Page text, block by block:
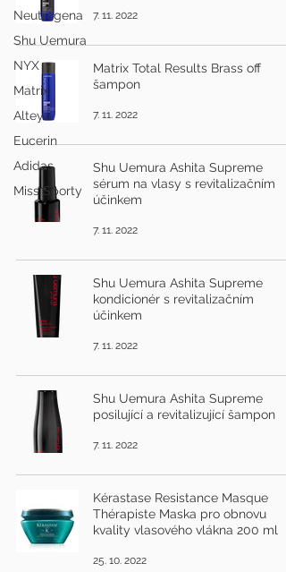
Neutrogena
Shu Uemura
NYX
Matrix
Alteya
Eucerin
Adidas
Miss Sporty
7. 11. 2022
Matrix Total Results Brass off
šampon
7. 11. 2022
Shu Uemura Ashita Supreme
sérum na vlasy s revitalizačním
účinkem
7. 11. 2022
Shu Uemura Ashita Supreme
kondicionér s revitalizačním
účinkem
7. 11. 2022
Shu Uemura Ashita Supreme
posilující a revitalizující šampon
7. 11. 2022
Kérastase Resistance Masque
Thérapiste Maska pro obnovu
kvality vlasového vlákna 200 ml
25. 10. 2022